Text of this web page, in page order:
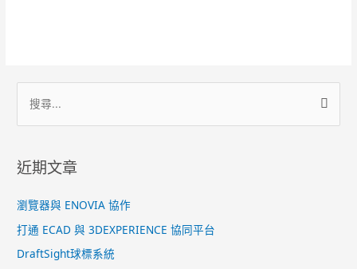
近期文章
瀏覽器與 ENOVIA 協作
打通 ECAD 與 3DEXPERIENCE 協同平台
DraftSight球標系統